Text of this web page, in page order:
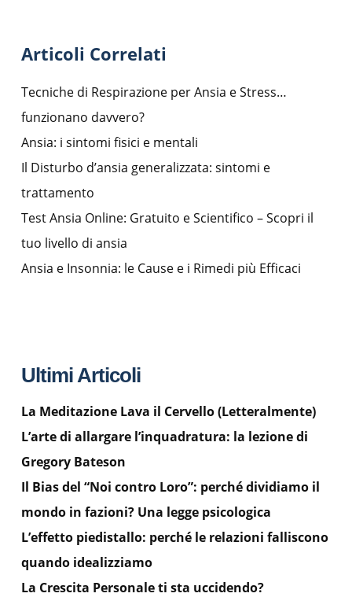
Articoli Correlati
Tecniche di Respirazione per Ansia e Stress…
funzionano davvero?
Ansia: i sintomi fisici e mentali
Il Disturbo d’ansia generalizzata: sintomi e
trattamento
Test Ansia Online: Gratuito e Scientifico – Scopri il
tuo livello di ansia
Ansia e Insonnia: le Cause e i Rimedi più Efficaci
Ultimi Articoli
La Meditazione Lava il Cervello (Letteralmente)
L’arte di allargare l’inquadratura: la lezione di
Gregory Bateson
Il Bias del “Noi contro Loro”: perché dividiamo il
mondo in fazioni? Una legge psicologica
L’effetto piedistallo: perché le relazioni falliscono
quando idealizziamo
La Crescita Personale ti sta uccidendo?